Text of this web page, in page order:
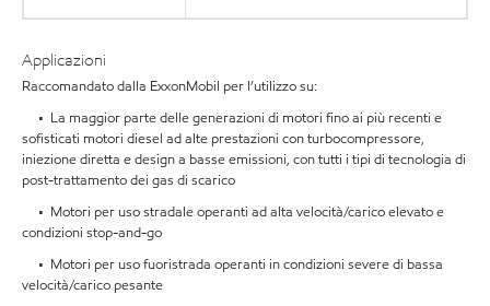
Applicazioni
Raccomandato dalla ExxonMobil per l’utilizzo su:
• La maggior parte delle generazioni di motori fino ai più recenti e
sofisticati motori diesel ad alte prestazioni con turbocompressore,
iniezione diretta e design a basse emissioni, con tutti i tipi di tecnologia di
post-trattamento dei gas di scarico
• Motori per uso stradale operanti ad alta velocità/carico elevato e
condizioni stop-and-go
• Motori per uso fuoristrada operanti in condizioni severe di bassa
velocità/carico pesante